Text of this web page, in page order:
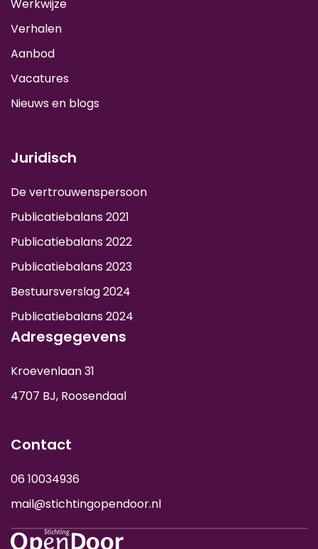
Werkwijze
Verhalen
Aanbod
Vacatures
Nieuws en blogs
Juridisch
De vertrouwenspersoon
Publicatiebalans 2021
Publicatiebalans 2022
Publicatiebalans 2023
Bestuursverslag 2024
Publicatiebalans 2024
Adresgegevens
Kroevenlaan 31
4707 BJ, Roosendaal
Contact
06 10034936
mail@stichtingopendoor.nl